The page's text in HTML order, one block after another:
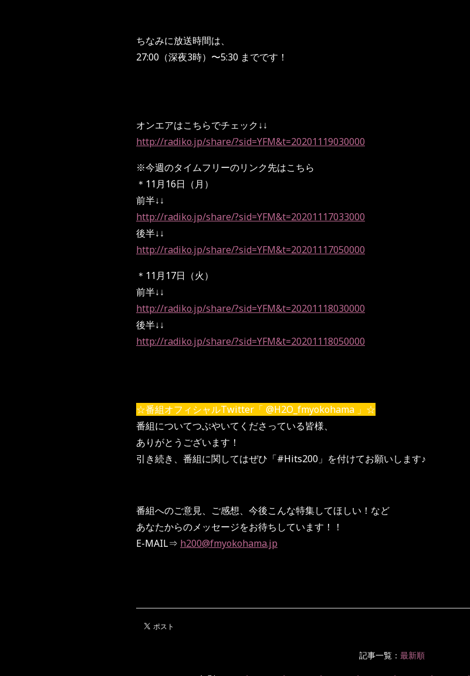
ちなみに放送時間は、
27:00（深夜3時）〜5:30 までです！
オンエアはこちらでチェック↓↓
http://radiko.jp/share/?sid=YFM&t=20201119030000
※今週のタイムフリーのリンク先はこちら
＊11月16日（月）
前半↓↓
http://radiko.jp/share/?sid=YFM&t=20201117033000
後半↓↓
http://radiko.jp/share/?sid=YFM&t=20201117050000
＊11月17日（火）
前半↓↓
http://radiko.jp/share/?sid=YFM&t=20201118030000
後半↓↓
http://radiko.jp/share/?sid=YFM&t=20201118050000
☆番組オフィシャルTwitter「 @H2O_fmyokohama 」☆
番組についてつぶやいてくださっている皆様、
ありがとうございます！
引き続き、番組に関してはぜひ「#Hits200」を付けてお願いします♪
番組へのご意見、ご感想、今後こんな特集してほしい！など
あなたからのメッセージをお待ちしています！！
E-MAIL⇒ h200@fmyokohama.jp
記事一覧： 最新順